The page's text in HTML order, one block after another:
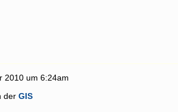
2010 um 6:24am
der GIS